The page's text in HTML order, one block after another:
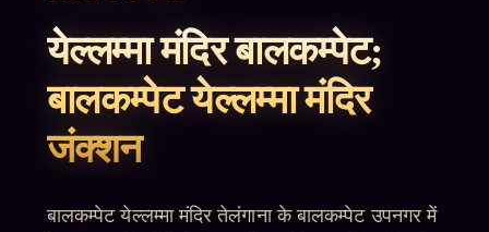
येल्लम्मा मंदिर बालकम्पेट;
बालकम्पेट येल्लम्मा मंदिर
जंक्शन
बालकम्पेट येल्लम्मा मंदिर तेलंगाना के बालकम्पेट उपनगर में